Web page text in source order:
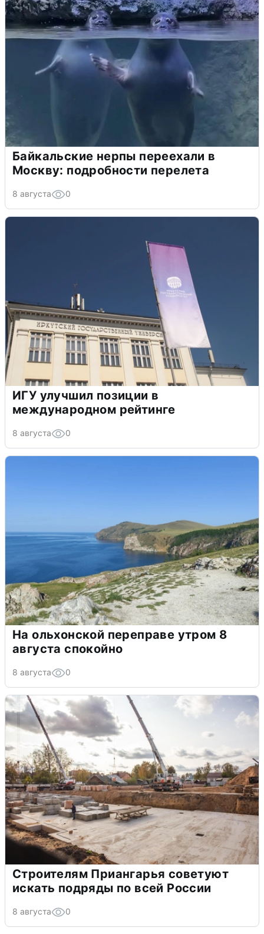
Байкальские нерпы переехали в
Москву: подробности перелета
8 августа 0
ИГУ улучшил позиции в
международном рейтинге
8 августа 0
На ольхонской переправе утром 8
августа спокойно
8 августа 0
Строителям Приангарья советуют
искать подряды по всей России
8 августа 0